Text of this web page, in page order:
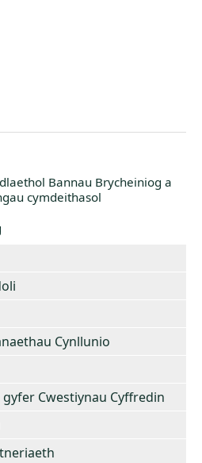
Bannau Brycheiniog a
cymdeithasol
Cynllunio
Cwestiynau Cyffredin